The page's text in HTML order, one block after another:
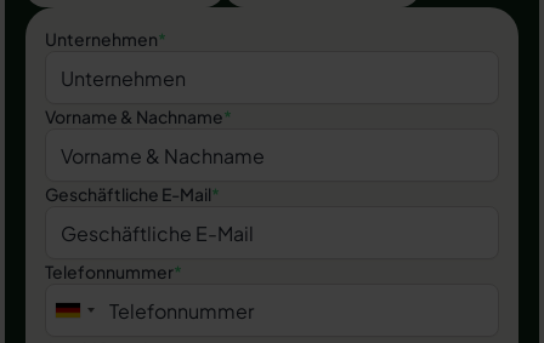
Unternehmen*
Vorname & Nachname*
Geschäftliche E-Mail*
Telefonnummer*